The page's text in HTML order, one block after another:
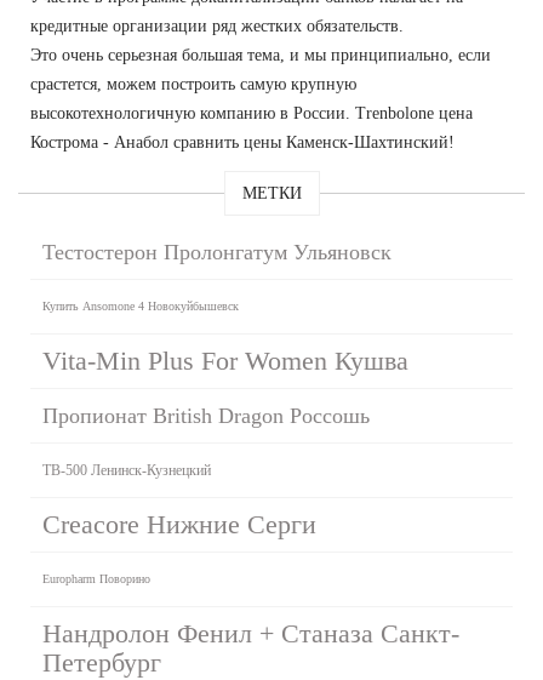
кредитные организации ряд жестких обязательств.
Это очень серьезная большая тема, и мы принципиально, если
срастется, можем построить самую крупную
высокотехнологичную компанию в России. Trenbolone цена
Кострома - Анабол сравнить цены Каменск-Шахтинский!
МЕТКИ
Тестостерон Пролонгатум Ульяновск
Купить Ansomone 4 Новокуйбышевск
Vita-Min Plus For Women Кушва
Пропионат British Dragon Россошь
TB-500 Ленинск-Кузнецкий
Creacore Нижние Серги
Europharm Поворино
Нандролон Фенил + Станаза Санкт-
Петербург